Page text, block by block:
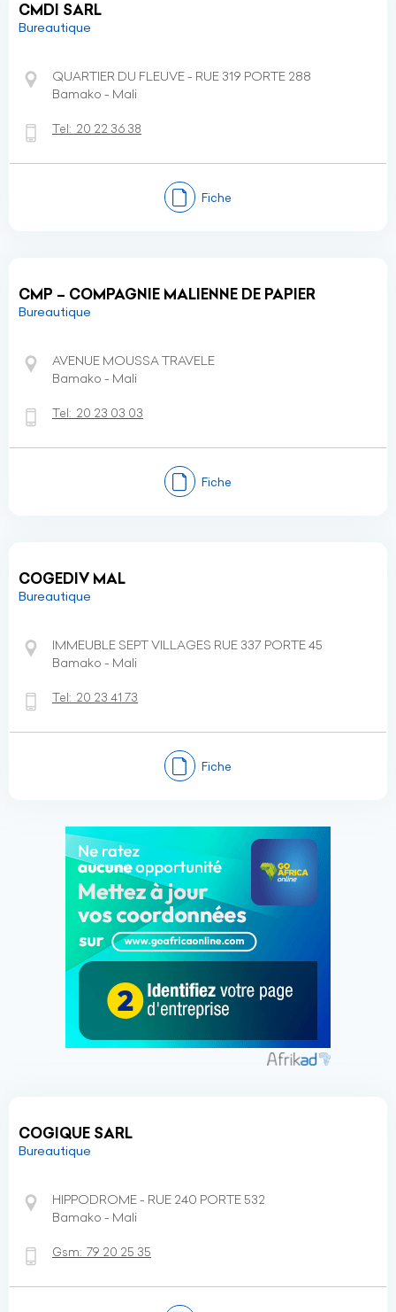
CMDI SARL
Bureautique
QUARTIER DU FLEUVE - RUE 319 PORTE 288
Bamako - Mali
Tel: 20 22 36 38
Fiche
CMP – COMPAGNIE MALIENNE DE PAPIER
Bureautique
AVENUE MOUSSA TRAVELE
Bamako - Mali
Tel: 20 23 03 03
Fiche
COGEDIV MAL
Bureautique
IMMEUBLE SEPT VILLAGES RUE 337 PORTE 45
Bamako - Mali
Tel: 20 23 41 73
Fiche
COGIQUE SARL
Bureautique
HIPPODROME - RUE 240 PORTE 532
Bamako - Mali
Gsm: 79 20 25 35